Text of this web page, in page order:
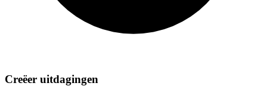
Creëer uitdagingen